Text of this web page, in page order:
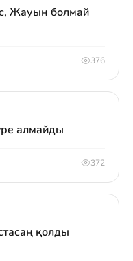
Жауын болмай
376
алмайды
372
қолды